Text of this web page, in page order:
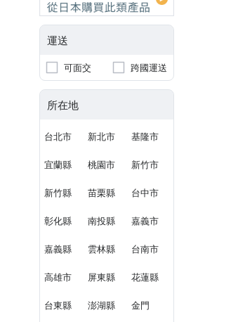
運送
可面交 跨國運送
所在地
台北市 新北市 基隆市
宜蘭縣 桃園市 新竹市
新竹縣 苗栗縣 台中市
彰化縣 南投縣 嘉義市
嘉義縣 雲林縣 台南市
高雄市 屏東縣 花蓮縣
台東縣 澎湖縣 金門